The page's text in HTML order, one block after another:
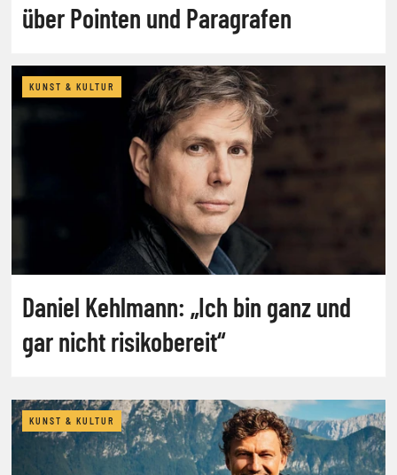
über Pointen und Paragrafen
KUNST & KULTUR
Daniel Kehlmann: „Ich bin ganz und
gar nicht risikobereit“
KUNST & KULTUR